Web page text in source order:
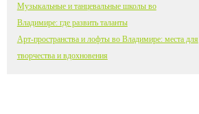
Музыкальные и танцевальные школы во
Владимире: где развить таланты
Арт-пространства и лофты во Владимире: места для
творчества и вдохновения